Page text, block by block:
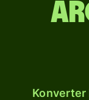
Konverter